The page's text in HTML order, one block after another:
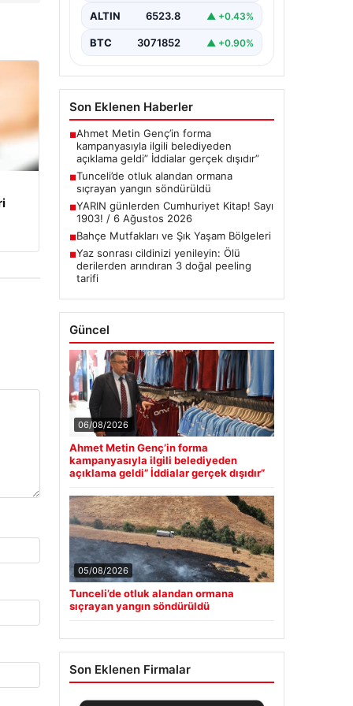
ALTIN 6523.8 ▲ +0.43%
BTC 3071852 ▲ +0.90%
Son Eklenen Haberler
■Ahmet Metin Genç’in forma
kampanyasıyla ilgili belediyeden
açıklama geldi” İddialar gerçek dışıdır”
■Tunceli’de otluk alandan ormana
sıçrayan yangın söndürüldü
■YARIN günlerden Cumhuriyet Kitap! Sayı
1903! / 6 Ağustos 2026
■Bahçe Mutfakları ve Şık Yaşam Bölgeleri
■Yaz sonrası cildinizi yenileyin: Ölü
derilerden arındıran 3 doğal peeling
tarifi
Güncel
06/08/2026
Ahmet Metin Genç’in forma
kampanyasıyla ilgili belediyeden
açıklama geldi” İddialar gerçek dışıdır”
05/08/2026
Tunceli’de otluk alandan ormana
sıçrayan yangın söndürüldü
Son Eklenen Firmalar